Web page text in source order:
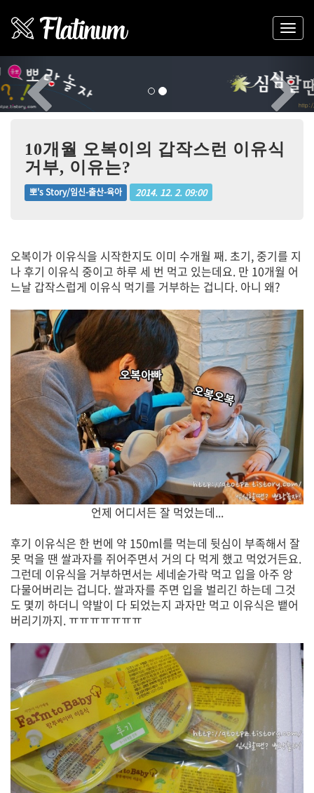
Previous
10개월 오복이의 갑작스런 이유식
거부, 이유는?
뽀's Story/임신-출산-육아 2014. 12. 2. 09:00
오복이가 이유식을 시작한지도 이미 수개월 째. 초기, 중기를 지
나 후기 이유식 중이고 하루 세 번 먹고 있는데요. 만 10개월 어
느날 갑작스럽게 이유식 먹기를 거부하는 겁니다. 아니 왜?
언제 어디서든 잘 먹었는데...
후기 이유식은 한 번에 약 150ml를 먹는데 뒷심이 부족해서 잘
못 먹을 땐 쌀과자를 쥐어주면서 거의 다 먹게 했고 먹었거든요.
그런데 이유식을 거부하면서는 세네숟가락 먹고 입을 아주 앙
다물어버리는 겁니다. 쌀과자를 주면 입을 벌리긴 하는데 그것
도 몇끼 하더니 약발이 다 되었는지 과자만 먹고 이유식은 뱉어
버리기까지. ㅠㅠㅠㅠㅠㅠㅠ